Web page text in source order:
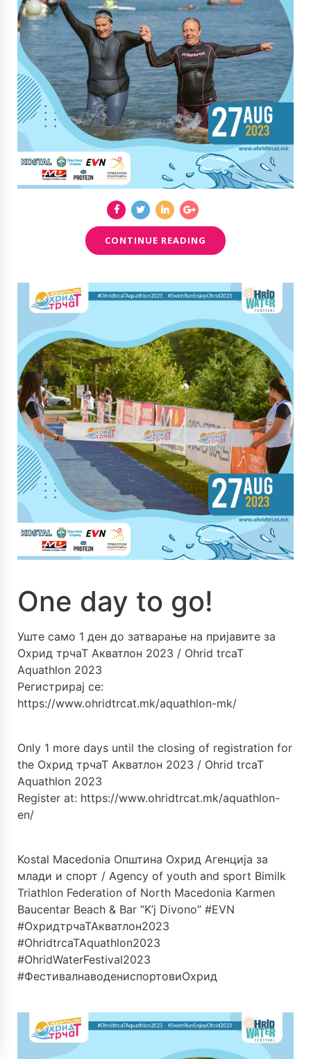
CONTINUE READING
One day to go!
Уште само 1 ден до затварање на пријавите за
Охрид трчаТ Акватлон 2023 / Ohrid trcaT
Aquathlon 2023
Регистрирај се:
https://www.ohridtrcat.mk/aquathlon-mk/
Only 1 more days until the closing of registration for
the Охрид трчаТ Акватлон 2023 / Ohrid trcaT
Aquathlon 2023
Register at: https://www.ohridtrcat.mk/aquathlon-
en/
Kostal Macedonia Општина Охрид Агенција за
млади и спорт / Agency of youth and sport Bimilk
Triathlon Federation of North Macedonia Karmen
Baucentar Beach & Bar “K’j Divono” #EVN
#ОхридтрчаТАкватлон2023
#OhridtrcaTAquathlon2023
#OhridWaterFestival2023
#ФестивалнаводениспортовиОхрид